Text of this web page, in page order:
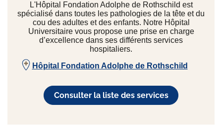
L'Hôpital Fondation Adolphe de Rothschild est
spécialisé dans toutes les pathologies de la tête et du
cou des adultes et des enfants. Notre Hôpital
Universitaire vous propose une prise en charge
d’excellence dans ses différents services
hospitaliers.
Hôpital Fondation Adolphe de Rothschild
Consulter la liste des services